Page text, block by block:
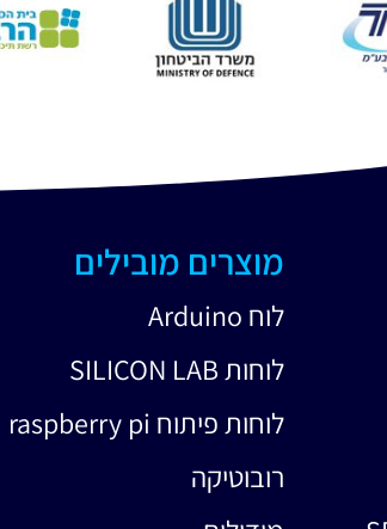
מוצרים מובילים
לוח Arduino
לוחות SILICON LAB
לוחות פיתוח raspberry pi
רובוטיקה